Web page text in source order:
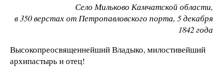
Се­ло Миль­ко­во Кам­чат­ской об­ла­с­ти,
в 350 вер­стах от Пе­т­ро­пав­лов­ско­го пор­та, 5 де­ка­б­ря
1842 го­да
Вы­со­ко­пре­о­с­вя­щен­ней­ший Вла­ды­ко, ми­ло­с­ти­вей­ший
ар­хи­па­с­тырь и отец!